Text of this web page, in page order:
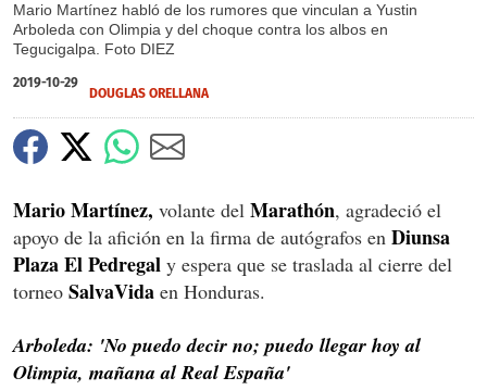
Mario Martínez habló de los rumores que vinculan a Yustin
Arboleda con Olimpia y del choque contra los albos en
Tegucigalpa. Foto DIEZ
2019-10-29
DOUGLAS ORELLANA
Mario Martínez, volante del Marathón, agradeció el
apoyo de la afición en la firma de autógrafos en Diunsa
Plaza El Pedregal y espera que se traslada al cierre del
torneo SalvaVida en Honduras.
Arboleda: 'No puedo decir no; puedo llegar hoy al
Olimpia, mañana al Real España'